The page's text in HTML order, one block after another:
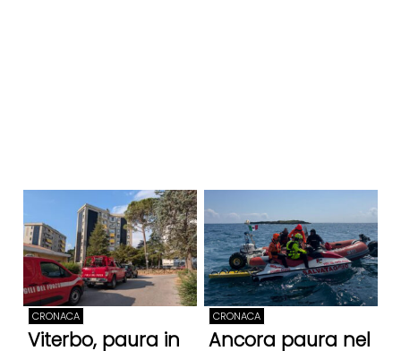
CRONACA
Viterbo, paura in
CRONACA
Ancora paura nel